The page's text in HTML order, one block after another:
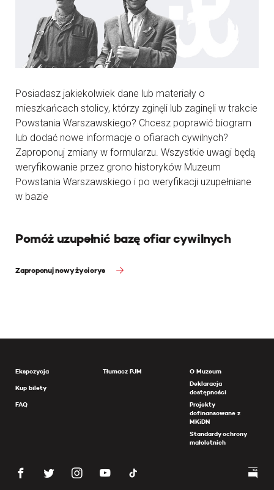
Posiadasz jakiekolwiek dane lub materiały o
mieszkańcach stolicy, którzy zginęli lub zaginęli w trakcie
Powstania Warszawskiego? Chcesz poprawić biogram
lub dodać nowe informacje o ofiarach cywilnych?
Zaproponuj zmiany w formularzu. Wszystkie uwagi będą
weryfikowanie przez grono historyków Muzeum
Powstania Warszawskiego i po weryfikacji uzupełniane
w bazie
Pomóż uzupełnić bazę ofiar cywilnych
Zaproponuj nowy życiorys
Ekspozycja
Kup bilety
FAQ
Tłumacz PJM
O Muzeum
Deklaracja
dostępności
Projekty
dofinansowane z
MKiDN
Standardy ochrony
małoletnich